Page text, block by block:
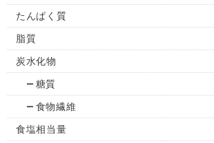
たんぱく質
脂質
炭水化物
糖質
食物繊維
食塩相当量